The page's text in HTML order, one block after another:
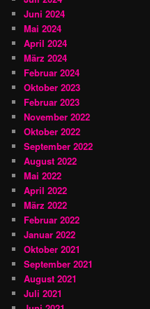
Juni 2024
Mai 2024
April 2024
März 2024
Februar 2024
Oktober 2023
Februar 2023
November 2022
Oktober 2022
September 2022
August 2022
Mai 2022
April 2022
März 2022
Februar 2022
Januar 2022
Oktober 2021
September 2021
August 2021
Juli 2021